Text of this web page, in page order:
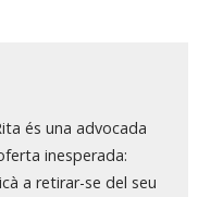
és una advocada
inesperada:
a retirar-se del seu